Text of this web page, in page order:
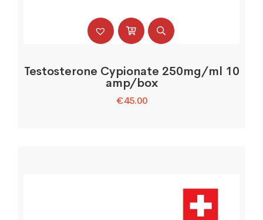
Testosterone Cypionate 250mg/ml 10
amp/box
€45.00